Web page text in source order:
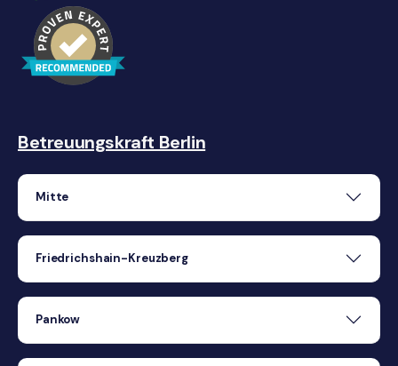
Betreuungskraft Berlin
Mitte
Friedrichshain-Kreuzberg
Pankow